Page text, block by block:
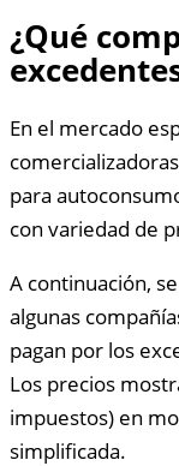
¿Qué
En el mercado
para
con variedad de
A continuación,
algunas
pagan por los
Los precios
impuestos) en
simplificada.